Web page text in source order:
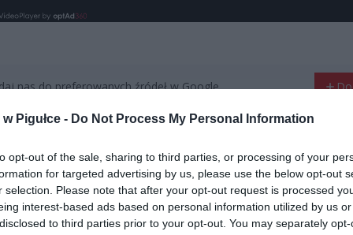
Pigułce - Do Not Process My Personal Information
opt-out of the sale, sharing to third parties, or processing of your
for targeted advertising by us, please use the below opt-out
selection. Please note that after your opt-out request is processed
interest-based ads based on personal information utilized by us
to third parties prior to your opt-out. You may separately
nas do preferowanych źródeł w Google